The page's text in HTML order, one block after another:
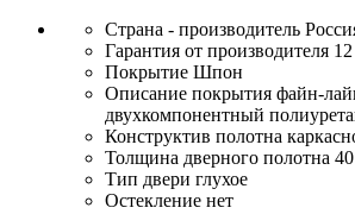
Страна - производитель
Гарантия от производителя
Покрытие Шпон
Описание покрытия файн-
двухкомпонентный
Конструктив полотна
Толщина дверного полотна
Тип двери глухое
Остекление нет